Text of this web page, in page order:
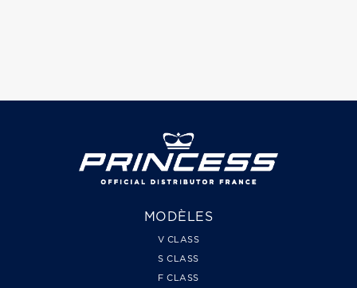
MODÈLES
V CLASS
S CLASS
F CLASS